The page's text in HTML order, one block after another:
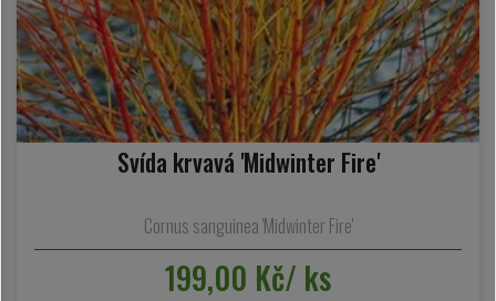
Svída krvavá 'Midwinter Fire'
Cornus sanguinea 'Midwinter Fire'
199,00 Kč/ ks